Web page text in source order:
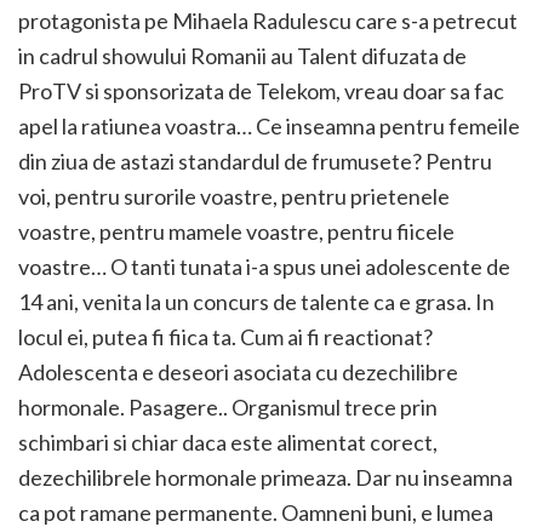
protagonista pe Mihaela Radulescu care s-a petrecut
in cadrul showului Romanii au Talent difuzata de
ProTV si sponsorizata de Telekom, vreau doar sa fac
apel la ratiunea voastra… Ce inseamna pentru femeile
din ziua de astazi standardul de frumusete? Pentru
voi, pentru surorile voastre, pentru prietenele
voastre, pentru mamele voastre, pentru fiicele
voastre… O tanti tunata i-a spus unei adolescente de
14 ani, venita la un concurs de talente ca e grasa. In
locul ei, putea fi fiica ta. Cum ai fi reactionat?
Adolescenta e deseori asociata cu dezechilibre
hormonale. Pasagere.. Organismul trece prin
schimbari si chiar daca este alimentat corect,
dezechilibrele hormonale primeaza. Dar nu inseamna
ca pot ramane permanente. Oamneni buni, e lumea